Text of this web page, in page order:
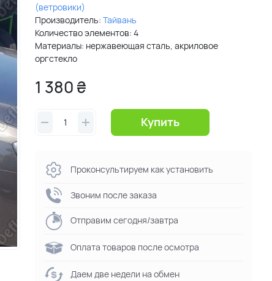
(ветровики)
Производитель: Тайвань
Количество элементов: 4
Материалы: нержавеющая сталь, акриловое
оргстекло
1 380 ₴
Купить
Проконсультируем как установить
Звоним после заказа
Отправим сегодня/завтра
Оплата товаров после осмотра
Даем две недели на обмен